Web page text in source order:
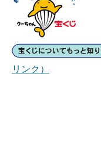
リンク）